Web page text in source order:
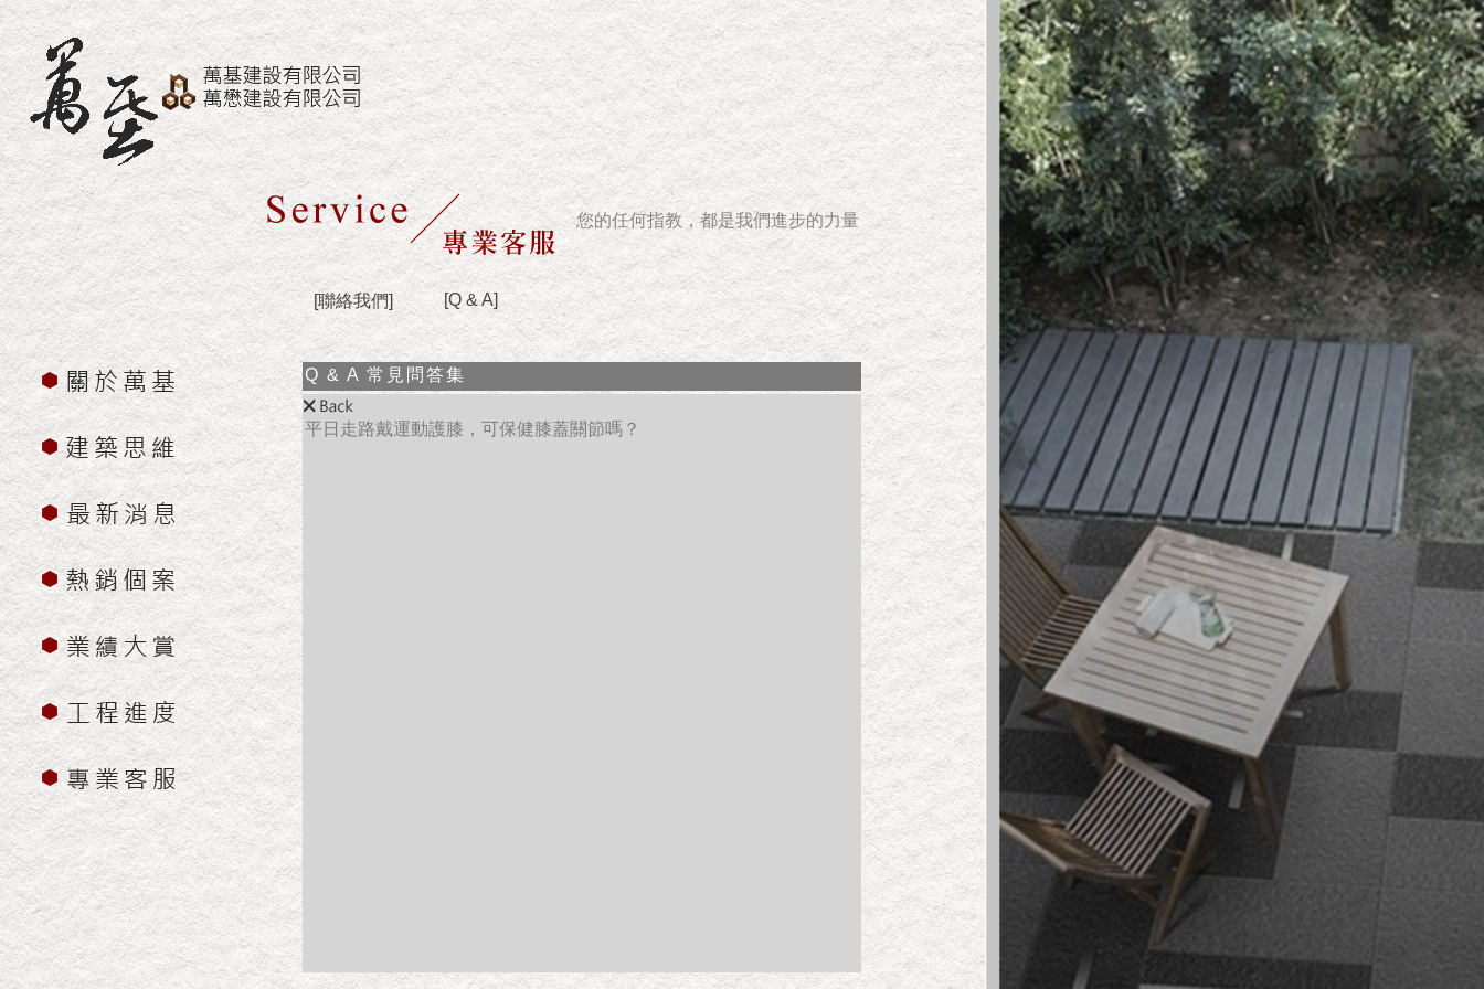
您的任何指教，都是我們進步的力量
[聯絡我們] [Q & A]
Q & A 常見問答集
平日走路戴運動護膝，可保健膝蓋關節嗎？